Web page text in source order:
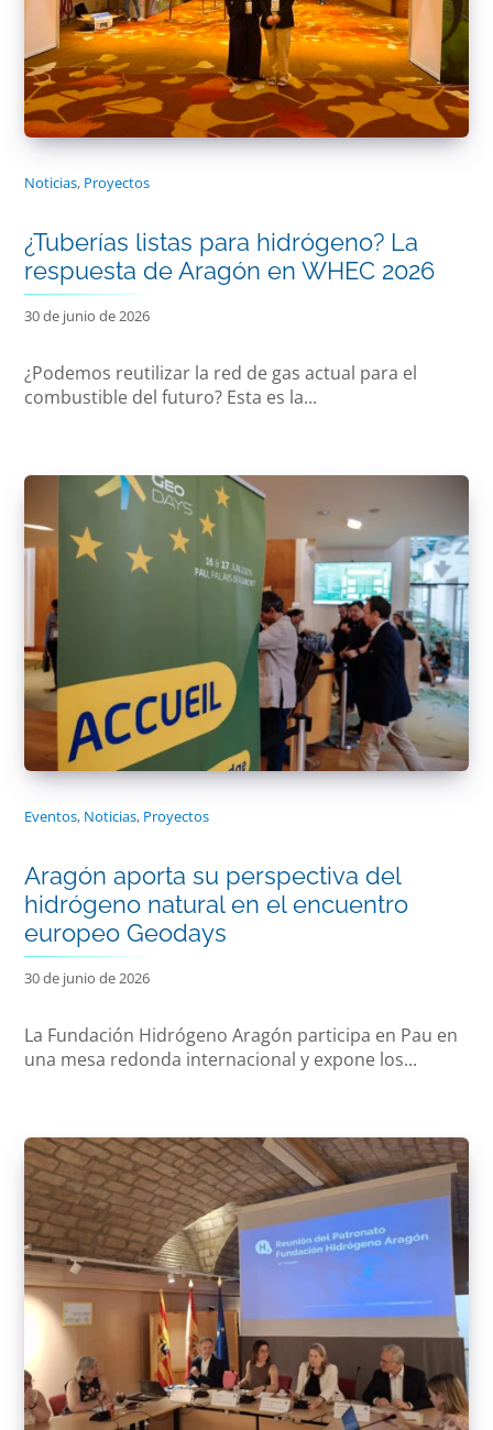
Noticias, Proyectos
¿Tuberías listas para hidrógeno? La
respuesta de Aragón en WHEC 2026
30 de junio de 2026
¿Podemos reutilizar la red de gas actual para el
combustible del futuro? Esta es la...
Eventos, Noticias, Proyectos
Aragón aporta su perspectiva del
hidrógeno natural en el encuentro
europeo Geodays
30 de junio de 2026
La Fundación Hidrógeno Aragón participa en Pau en
una mesa redonda internacional y expone los...